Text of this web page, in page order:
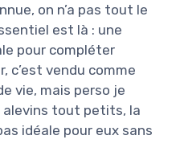
on n’a pas tout le
est là : une
pour compléter
c’est vendu comme
vie, mais perso je
alevins tout petits, la
idéale pour eux sans